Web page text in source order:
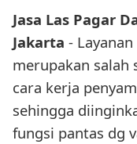
Jasa Las Pagar
Jakarta -
merupakan salah
cara kerja
sehingga
fungsi pantas dg